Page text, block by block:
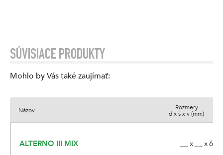
SÚVISIACE PRODUKTY
Mohlo by Vás také zaujímať:
Názov
Rozmery
d x š x v (mm)
ALTERNO III MIX __ x __ x 60